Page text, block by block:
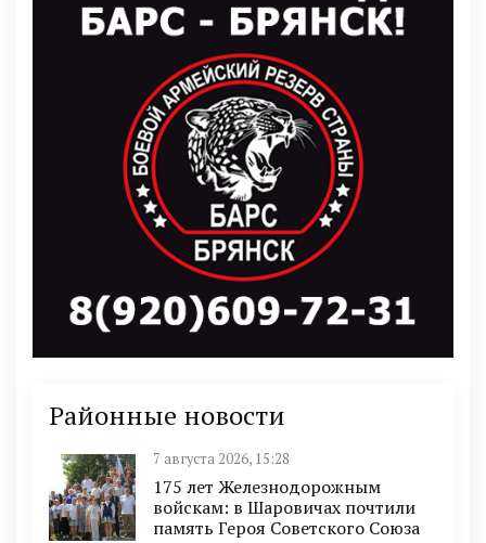
Районные новости
7 августа 2026, 15:28
175 лет Железнодорожным
войскам: в Шаровичах почтили
память Героя Советского Союза